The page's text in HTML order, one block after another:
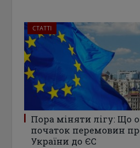
СТАТТІ
Пора міняти лігу: Що
початок перемовин
України до ЄС